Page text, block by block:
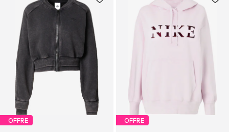
OFFRE OFFRE